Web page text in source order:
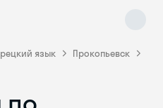
язык
Прокопьевск